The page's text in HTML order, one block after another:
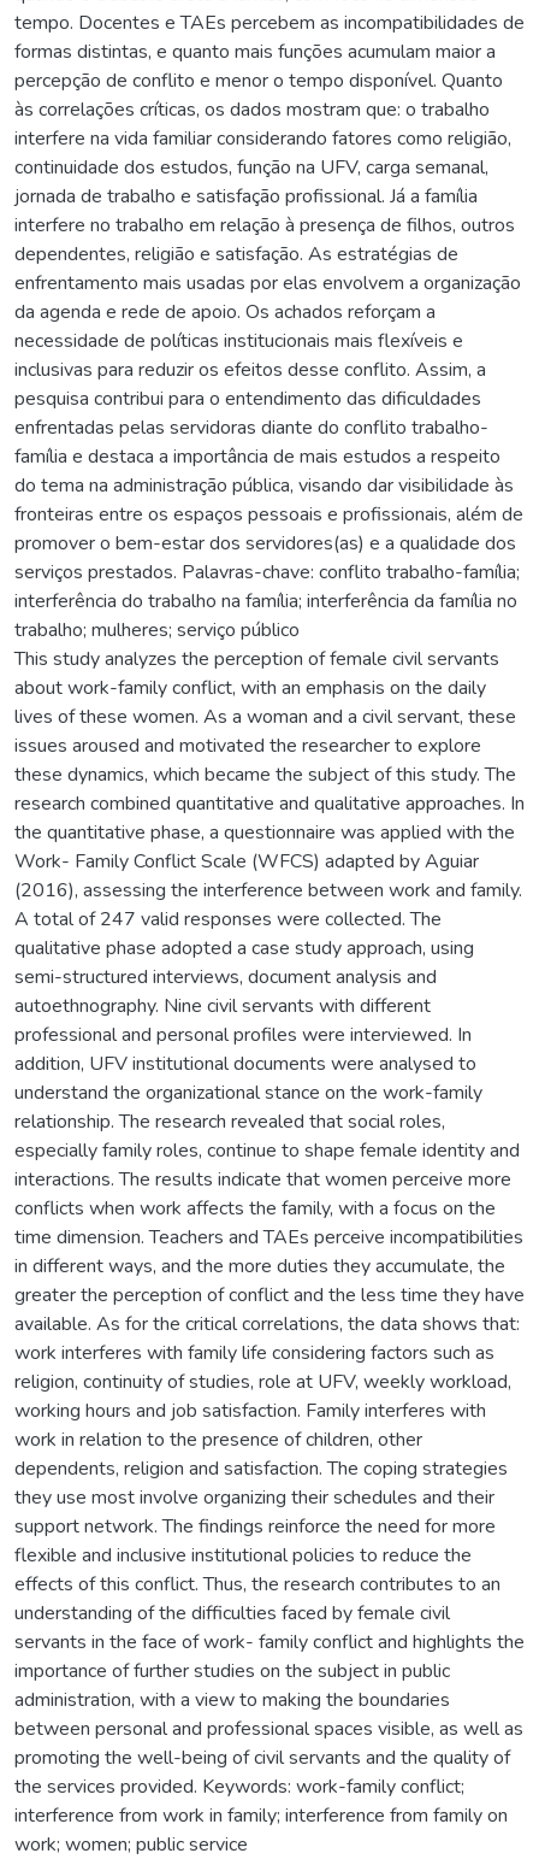
tempo. Docentes e TAEs percebem as incompatibilidades de
formas distintas, e quanto mais funções acumulam maior a
percepção de conflito e menor o tempo disponível. Quanto
às correlações críticas, os dados mostram que: o trabalho
interfere na vida familiar considerando fatores como religião,
continuidade dos estudos, função na UFV, carga semanal,
jornada de trabalho e satisfação profissional. Já a família
interfere no trabalho em relação à presença de filhos, outros
dependentes, religião e satisfação. As estratégias de
enfrentamento mais usadas por elas envolvem a organização
da agenda e rede de apoio. Os achados reforçam a
necessidade de políticas institucionais mais flexíveis e
inclusivas para reduzir os efeitos desse conflito. Assim, a
pesquisa contribui para o entendimento das dificuldades
enfrentadas pelas servidoras diante do conflito trabalho-
família e destaca a importância de mais estudos a respeito
do tema na administração pública, visando dar visibilidade às
fronteiras entre os espaços pessoais e profissionais, além de
promover o bem-estar dos servidores(as) e a qualidade dos
serviços prestados. Palavras-chave: conflito trabalho-família;
interferência do trabalho na família; interferência da família no
trabalho; mulheres; serviço público
This study analyzes the perception of female civil servants
about work-family conflict, with an emphasis on the daily
lives of these women. As a woman and a civil servant, these
issues aroused and motivated the researcher to explore
these dynamics, which became the subject of this study. The
research combined quantitative and qualitative approaches. In
the quantitative phase, a questionnaire was applied with the
Work- Family Conflict Scale (WFCS) adapted by Aguiar
(2016), assessing the interference between work and family.
A total of 247 valid responses were collected. The
qualitative phase adopted a case study approach, using
semi-structured interviews, document analysis and
autoethnography. Nine civil servants with different
professional and personal profiles were interviewed. In
addition, UFV institutional documents were analysed to
understand the organizational stance on the work-family
relationship. The research revealed that social roles,
especially family roles, continue to shape female identity and
interactions. The results indicate that women perceive more
conflicts when work affects the family, with a focus on the
time dimension. Teachers and TAEs perceive incompatibilities
in different ways, and the more duties they accumulate, the
greater the perception of conflict and the less time they have
available. As for the critical correlations, the data shows that:
work interferes with family life considering factors such as
religion, continuity of studies, role at UFV, weekly workload,
working hours and job satisfaction. Family interferes with
work in relation to the presence of children, other
dependents, religion and satisfaction. The coping strategies
they use most involve organizing their schedules and their
support network. The findings reinforce the need for more
flexible and inclusive institutional policies to reduce the
effects of this conflict. Thus, the research contributes to an
understanding of the difficulties faced by female civil
servants in the face of work- family conflict and highlights the
importance of further studies on the subject in public
administration, with a view to making the boundaries
between personal and professional spaces visible, as well as
promoting the well-being of civil servants and the quality of
the services provided. Keywords: work-family conflict;
interference from work in family; interference from family on
work; women; public service